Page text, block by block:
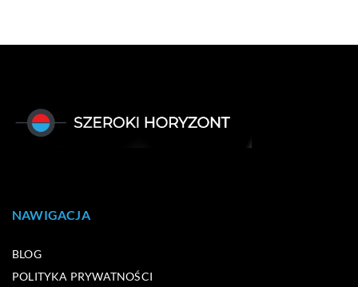
NAWIGACJA
BLOG
POLITYKA PRYWATNOŚCI